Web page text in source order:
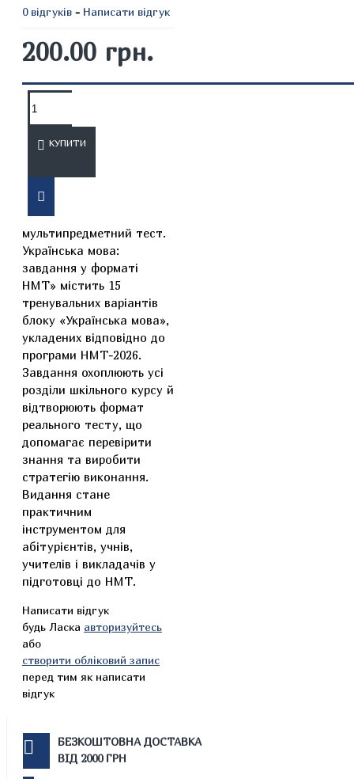
0 відгуків - Написати відгук
200.00 грн.
КУПИТИ
ОПИС
Посібник І. О. Авраменка
«Національний
мультипредметний тест.
Українська мова:
завдання у форматі
НМТ» містить 15
тренувальних варіантів
блоку «Українська мова»,
укладених відповідно до
програми НМТ-2026.
Завдання охоплюють усі
розділи шкільного курсу й
відтворюють формат
реального тесту, що
допомагає перевірити
знання та виробити
стратегію виконання.
Видання стане
практичним
інструментом для
абітурієнтів, учнів,
учителів і викладачів у
підготовці до НМТ.
Написати відгук
будь Ласка авторизуйтесь
або
створити обліковий запис
перед тим як написати
відгук
БЕЗКОШТОВНА ДОСТАВКА
ВІД 2000 ГРН